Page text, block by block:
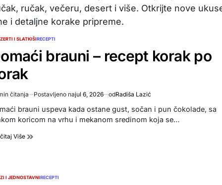
ručak, večeru, desert i više. Otkrijte nove
i detaljne korake pripreme.
I SLATKIŠIRECEPTI
brauni – recept korak po
čitanja Postavljeno najul 6, 2026 odRadiša Lazić
brauni uspeva kada ostane gust, sočan i pun čokolade, sa
koricom na vrhu i mekanom sredinom koja se…
Više
I JEDNOSTAVNIRECEPTI
Domaći brauni – recept
po korak
Radiša Lazić